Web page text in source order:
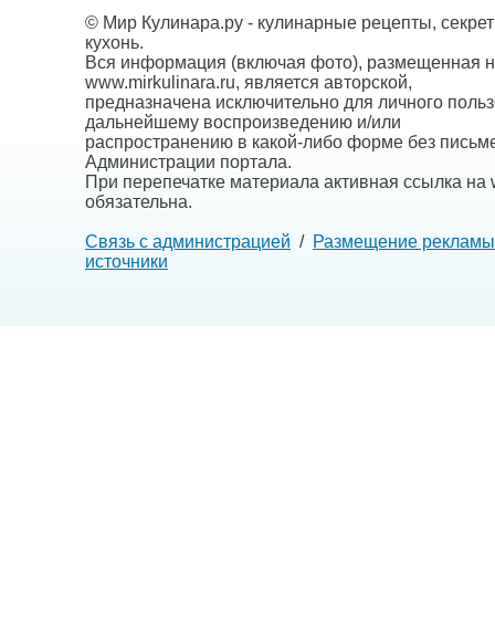
© Мир Кулинара.ру - кулинарные рецепты,
кухонь.
Вся информация (включая фото), размещенная
www.mirkulinara.ru, является авторской,
предназначена исключительно для личного
дальнейшему воспроизведению и/или
распространению в какой-либо форме без
Администрации портала.
При перепечатке материала активная ссылка на
обязательна.
Связь с администрацией / Размещение рекламы
источники